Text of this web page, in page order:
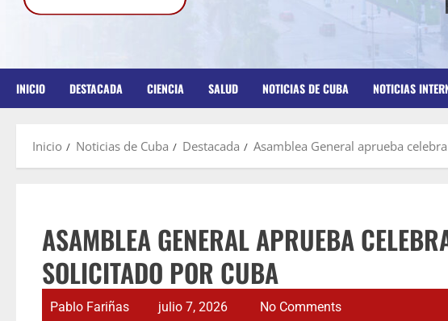
INICIO DESTACADA CIENCIA SALUD NOTICIAS DE CUBA NOTICIAS
Inicio Noticias de Cuba Destacada Asamblea General aprueba
ASAMBLEA GENERAL APRUEBA
SOLICITADO POR CUBA
Pablo Fariñas julio 7, 2026 No Comments